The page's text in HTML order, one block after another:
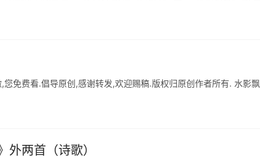
免费看.倡导原创,感谢转发,欢迎赐稿.版权归原创作者所有. 水影飘
两首（诗歌）